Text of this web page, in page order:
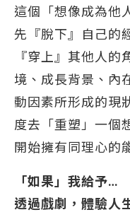
這個「想像成為他
先『脫下』自己的
『穿上』其他人
境、成長背景、內
動因素所形成的現
度去「重塑」一個
開始擁有同理心的
「如果」我給予…
透過戲劇，體驗人